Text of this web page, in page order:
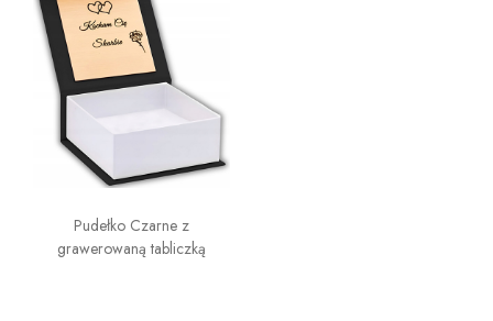
Pudełko Czarne z
grawerowaną tabliczką